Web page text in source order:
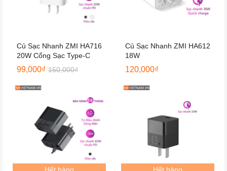
Củ Sạc Nhanh ZMI HA716
20W Cổng Sạc Type-C
99,000₫ 150,000₫
Củ Sạc Nhanh ZMI HA612
18W
120,000₫